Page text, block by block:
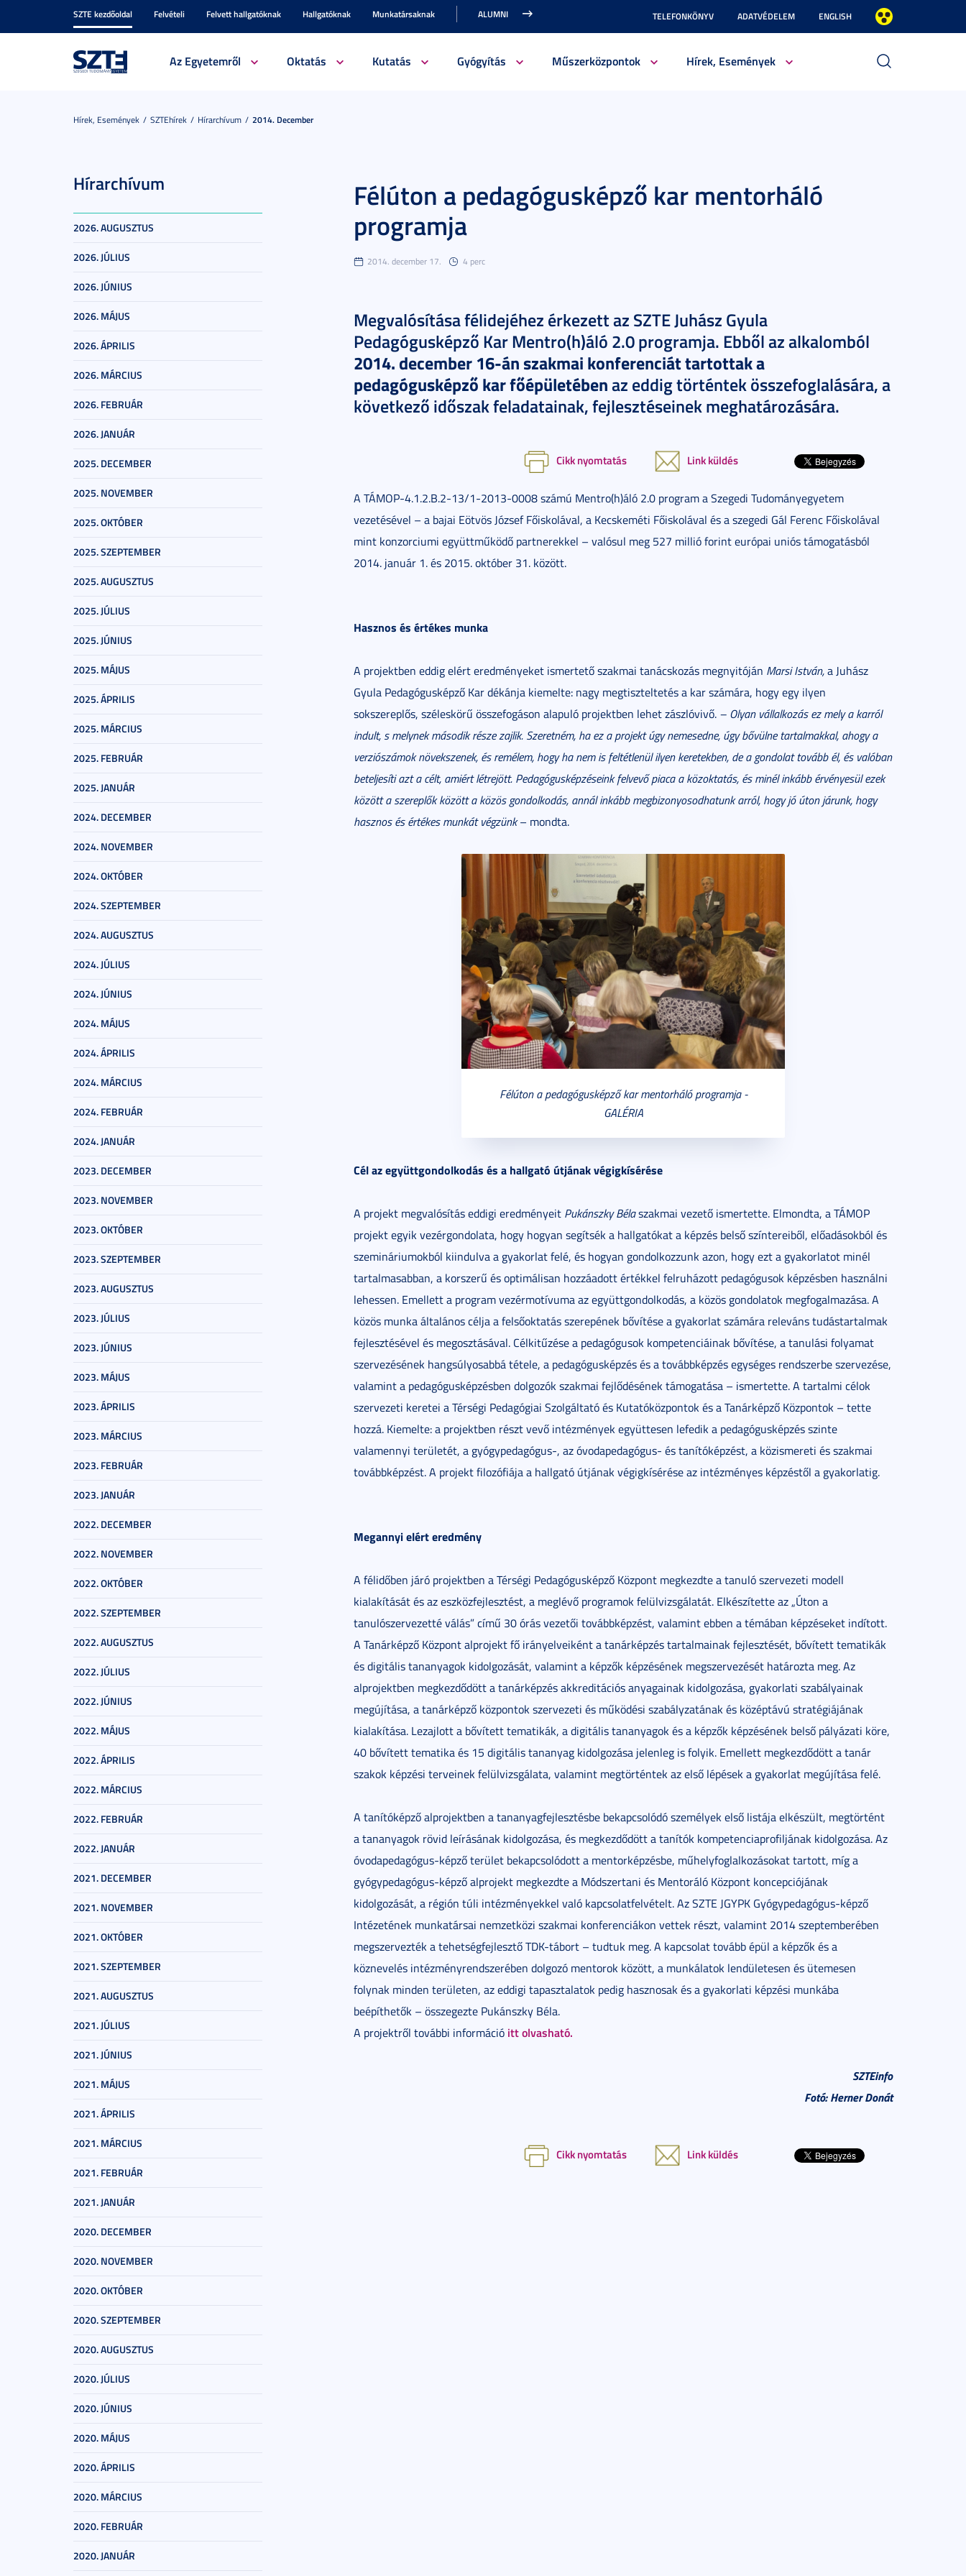
SZTE kezdőoldal Felvételi Felvett hallgatóknak Hallgatóknak Munkatársaknak ALUMNI TELEFONKÖNYV ADATVÉDELEM ENGLISH
Az Egyetemről Oktatás Kutatás Gyógyítás Műszerközpontok Hírek, Események
Hírek, Események SZTEhírek Hírarchívum 2014. December
Hírarchívum
2026. AUGUSZTUS
2026. JÚLIUS
2026. JÚNIUS
2026. MÁJUS
2026. ÁPRILIS
2026. MÁRCIUS
2026. FEBRUÁR
2026. JANUÁR
2025. DECEMBER
2025. NOVEMBER
2025. OKTÓBER
2025. SZEPTEMBER
2025. AUGUSZTUS
2025. JÚLIUS
2025. JÚNIUS
2025. MÁJUS
2025. ÁPRILIS
2025. MÁRCIUS
2025. FEBRUÁR
2025. JANUÁR
2024. DECEMBER
2024. NOVEMBER
2024. OKTÓBER
2024. SZEPTEMBER
2024. AUGUSZTUS
2024. JÚLIUS
2024. JÚNIUS
2024. MÁJUS
2024. ÁPRILIS
2024. MÁRCIUS
2024. FEBRUÁR
2024. JANUÁR
2023. DECEMBER
2023. NOVEMBER
2023. OKTÓBER
2023. SZEPTEMBER
2023. AUGUSZTUS
2023. JÚLIUS
2023. JÚNIUS
2023. MÁJUS
2023. ÁPRILIS
2023. MÁRCIUS
2023. FEBRUÁR
2023. JANUÁR
2022. DECEMBER
2022. NOVEMBER
2022. OKTÓBER
2022. SZEPTEMBER
2022. AUGUSZTUS
2022. JÚLIUS
2022. JÚNIUS
2022. MÁJUS
2022. ÁPRILIS
2022. MÁRCIUS
2022. FEBRUÁR
2022. JANUÁR
2021. DECEMBER
2021. NOVEMBER
2021. OKTÓBER
2021. SZEPTEMBER
2021. AUGUSZTUS
2021. JÚLIUS
2021. JÚNIUS
2021. MÁJUS
2021. ÁPRILIS
2021. MÁRCIUS
2021. FEBRUÁR
2021. JANUÁR
2020. DECEMBER
2020. NOVEMBER
2020. OKTÓBER
2020. SZEPTEMBER
2020. AUGUSZTUS
2020. JÚLIUS
2020. JÚNIUS
2020. MÁJUS
2020. ÁPRILIS
2020. MÁRCIUS
2020. FEBRUÁR
2020. JANUÁR
Félúton a pedagógusképző kar mentorháló
programja
2014. december 17. 4 perc
Megvalósítása félidejéhez érkezett az SZTE Juhász Gyula
Pedagógusképző Kar Mentro(h)áló 2.0 programja. Ebből az alkalomból
2014. december 16-án szakmai konferenciát tartottak a
pedagógusképző kar főépületébenaz eddig történtek összefoglalására, a
következő időszak feladatainak, fejlesztéseinek meghatározására.
Cikk nyomtatás Link küldés
A TÁMOP-4.1.2.B.2-13/1-2013-0008 számú Mentro(h)áló 2.0 program a Szegedi Tudományegyetem
vezetésével – a bajai Eötvös József Főiskolával, a Kecskeméti Főiskolával és a szegedi Gál Ferenc Főiskolával
mint konzorciumi együttműködő partnerekkel – valósul meg 527 millió forint európai uniós támogatásból
2014. január 1. és 2015. október 31. között.
Hasznos és értékes munka
A projektben eddig elért eredményeket ismertető szakmai tanácskozás megnyitóján Marsi István,a Juhász
Gyula Pedagógusképző Kar dékánja kiemelte: nagy megtiszteltetés a kar számára, hogy egy ilyen
sokszereplős, széleskörű összefogáson alapuló projektben lehet zászlóvivő. – Olyan vállalkozás ez mely a karról
indult, s melynek második része zajlik. Szeretném, ha ez a projekt úgy nemesedne, úgy bővülne tartalmakkal, ahogy a
verziószámok növekszenek, és remélem, hogy ha nem is feltétlenül ilyen keretekben, de a gondolat tovább él, és valóban
beteljesíti azt a célt, amiért létrejött. Pedagógusképzéseink felvevő piaca a közoktatás, és minél inkább érvényesül ezek
között a szereplők között a közös gondolkodás, annál inkább megbizonyosodhatunk arról, hogy jó úton járunk, hogy
hasznos és értékes munkát végzünk– mondta.
Félúton a pedagógusképző kar mentorháló programja -
GALÉRIA
Cél az együttgondolkodás és a hallgató útjának végigkísérése
A projekt megvalósítás eddigi eredményeit Pukánszky Bélaszakmai vezető ismertette. Elmondta, a TÁMOP
projekt egyik vezérgondolata, hogy hogyan segítsék a hallgatókat a képzés belső színtereiből, előadásokból és
szemináriumokból kiindulva a gyakorlat felé, és hogyan gondolkozzunk azon, hogy ezt a gyakorlatot minél
tartalmasabban, a korszerű és optimálisan hozzáadott értékkel felruházott pedagógusok képzésben használni
lehessen. Emellett a program vezérmotívuma az együttgondolkodás, a közös gondolatok megfogalmazása. A
közös munka általános célja a felsőoktatás szerepének bővítése a gyakorlat számára releváns tudástartalmak
fejlesztésével és megosztásával. Célkitűzése a pedagógusok kompetenciáinak bővítése, a tanulási folyamat
szervezésének hangsúlyosabbá tétele, a pedagógusképzés és a továbbképzés egységes rendszerbe szervezése,
valamint a pedagógusképzésben dolgozók szakmai fejlődésének támogatása – ismertette. A tartalmi célok
szervezeti keretei a Térségi Pedagógiai Szolgáltató és Kutatóközpontok és a Tanárképző Központok – tette
hozzá. Kiemelte: a projektben részt vevő intézmények együttesen lefedik a pedagógusképzés szinte
valamennyi területét, a gyógypedagógus-, az óvodapedagógus- és tanítóképzést, a közismereti és szakmai
továbbképzést. A projekt filozófiája a hallgató útjának végigkísérése az intézményes képzéstől a gyakorlatig.
Megannyi elért eredmény
A félidőben járó projektben a Térségi Pedagógusképző Központ megkezdte a tanuló szervezeti modell
kialakítását és az eszközfejlesztést, a meglévő programok felülvizsgálatát. Elkészítette az „Úton a
tanulószervezetté válás” című 30 órás vezetői továbbképzést, valamint ebben a témában képzéseket indított.
A Tanárképző Központ alprojekt fő irányelveiként a tanárképzés tartalmainak fejlesztését, bővített tematikák
és digitális tananyagok kidolgozását, valamint a képzők képzésének megszervezését határozta meg. Az
alprojektben megkezdődött a tanárképzés akkreditációs anyagainak kidolgozása, gyakorlati szabályainak
megújítása, a tanárképző központok szervezeti és működési szabályzatának és középtávú stratégiájának
kialakítása. Lezajlott a bővített tematikák, a digitális tananyagok és a képzők képzésének belső pályázati köre,
40 bővített tematika és 15 digitális tananyag kidolgozása jelenleg is folyik. Emellett megkezdődött a tanár
szakok képzési terveinek felülvizsgálata, valamint megtörténtek az első lépések a gyakorlat megújítása felé.
A tanítóképző alprojektben a tananyagfejlesztésbe bekapcsolódó személyek első listája elkészült, megtörtént
a tananyagok rövid leírásának kidolgozása, és megkezdődött a tanítók kompetenciaprofiljának kidolgozása. Az
óvodapedagógus-képző terület bekapcsolódott a mentorképzésbe, műhelyfoglalkozásokat tartott, míg a
gyógypedagógus-képző alprojekt megkezdte a Módszertani és Mentoráló Központ koncepciójának
kidolgozását, a régión túli intézményekkel való kapcsolatfelvételt. Az SZTE JGYPK Gyógypedagógus-képző
Intézetének munkatársai nemzetközi szakmai konferenciákon vettek részt, valamint 2014 szeptemberében
megszervezték a tehetségfejlesztő TDK-tábort – tudtuk meg. A kapcsolat tovább épül a képzők és a
köznevelés intézményrendszerében dolgozó mentorok között, a munkálatok lendületesen és ütemesen
folynak minden területen, az eddigi tapasztalatok pedig hasznosak és a gyakorlati képzési munkába
beépíthetők – összegezte Pukánszky Béla.
A projektről további információ itt olvasható.
SZTEinfo
Fotó: Herner Donát
Cikk nyomtatás Link küldés